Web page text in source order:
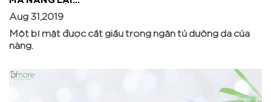
Aug 31,2019
Một bí mật được cất giấu trong ngăn tủ dưỡng da của
nàng.